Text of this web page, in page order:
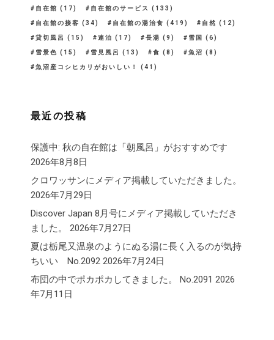
自在館 (17) 自在館のサービス (133)
自在館の接客 (34) 自在館の湯治食 (419) 自然 (12)
貸切風呂 (15) 連泊 (17) 長湯 (9) 雪国 (6)
雪景色 (15) 雪見風呂 (13) 食 (8) 魚沼 (8)
魚沼産コシヒカリがおいしい！ (41)
最近の投稿
保護中: 秋の自在館は「朝風呂」がおすすめです
2026年8月8日
クロワッサンにメディア掲載していただきました。
2026年7月29日
Discover Japan 8月号にメディア掲載していただき
ました。
2026年7月27日
夏は栃尾又温泉のようにぬる湯に長く入るのが気持
ちいい No.2092 2026年7月24日
布団の中でポカポカしてきました。 No.2091 2026
年7月11日